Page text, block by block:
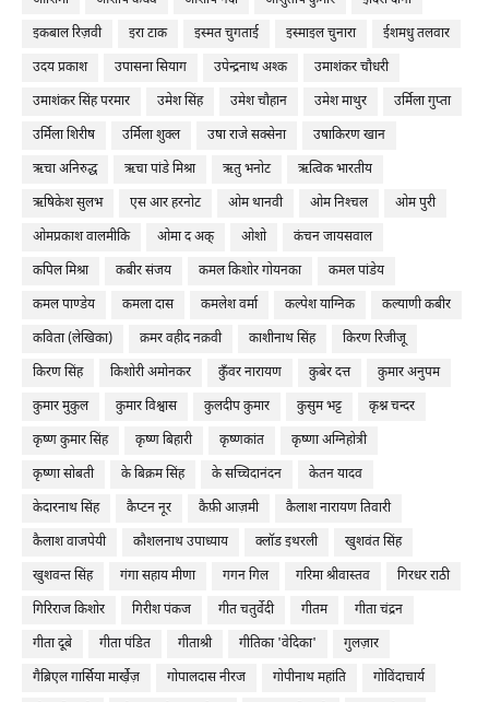
इकबाल रिज़वी
इरा टाक इस्मत चुगताई इस्माइल चुनारा
ईशमधु तलवार
उदय प्रकाश
उपासना सियाग उपेन्द्रनाथ अश्क
उमाशंकर चौधरी
उमाशंकर सिंह परमार
उमेश सिंह उमेश चौहान उमेश माथुर
उर्मिला गुप्ता
उर्मिला शिरीष
उर्मिला शुक्ल उषा राजे सक्सेना
उषाकिरण खान
ऋचा अनिरुद्ध
ऋचा पांडे मिश्रा ऋतु भनोट
ऋत्विक भारतीय
ऋषिकेश सुलभ
एस आर हरनोट ओम थानवी ओम निश्‍चल
ओम पुरी
ओमप्रकाश वालमीकि
ओमा द अक् ओशो
कंचन जायसवाल
कपिल मिश्रा
कबीर संजय कमल किशोर गोयनका
कमल पांडेय
कमल पाण्डेय
कमला दास कमलेश वर्मा कल्पेश याग्निक
कल्याणी कबीर
कविता (लेखिका)
क़मर वहीद नक़वी काशीनाथ सिंह
किरण रिजीजू
किरण सिंह
किशोरी अमोनकर कुँवर नारायण कुबेर दत्त
कुमार अनुपम
कुमार मुकुल
कुमार विश्वास कुलदीप कुमार कुसुम भट्ट
कृश्न चन्दर
कृष्ण कुमार सिंह
कृष्ण बिहारी कृष्णकांत
कृष्णा अग्निहोत्री
कृष्णा सोबती
के बिक्रम सिंह के सच्चिदानंदन
केतन यादव
केदारनाथ सिंह
कैप्टन नूर कैफ़ी आज़मी
कैलाश नारायण तिवारी
कैलाश वाजपेयी
कौशलनाथ उपाध्याय क्लॉड इथरली
खुशवंत सिंह
खुशवन्त सिंह
गंगा सहाय मीणा गगन गिल गरिमा श्रीवास्तव
गिरधर राठी
गिरिराज किशोर
गिरीश पंकज गीत चतुर्वेदी गीतम
गीता चंद्रन
गीता दूबे
गीता पंडित गीताश्री गीतिका 'वेदिका'
गुलज़ार
गैब्रिएल गार्सिया मार्खे़ज़
गोपालदास नीरज गोपीनाथ महांति
गोविंदाचार्य